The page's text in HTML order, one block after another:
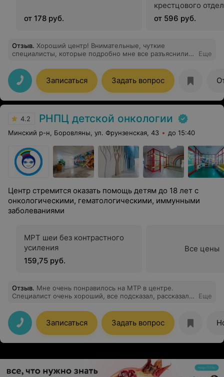
от 178 руб.
крестцового
позвоночника,
от 596 руб.
Отзыв. Хороший центр! Внимательные, чуткие
специалисты, которые подробно мне все разъяснили и
Еще
Записаться Задать вопрос
4.2 РНПЦ детской онкологии
Минский р-н, Боровляны, ул. Фрунзенская, 43 до 15:40
Центр стремится оказать помощь детям до 18 лет с
онкологическими, гематологическими, иммунными
заболеваниями
МРТ шеи без контрастного
усиления
159,75 руб.
Все цены
Отзыв. Мне очень понравилось на МТР в центре.
Специалист очень хороший, все подсказал, рассказал,
Еще
Записаться Задать вопрос